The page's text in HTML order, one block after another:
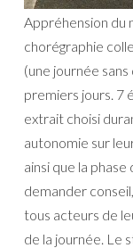
Appréhension du
chorégraphie
(une journée
premiers jours. 7
extrait choisi
autonomie sur
ainsi que la
demander
tous acteurs de
de la journée. Le